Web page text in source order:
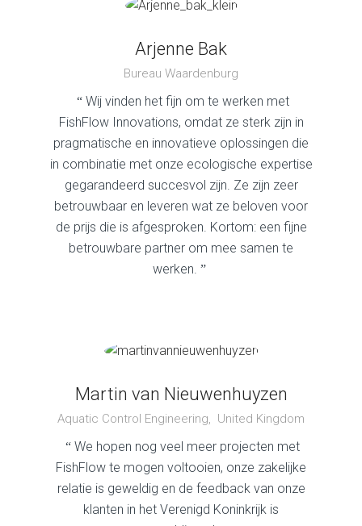
Arjenne Bak
Bureau Waardenburg
“ Wij vinden het fijn om te werken met
FishFlow Innovations, omdat ze sterk zijn in
pragmatische en innovatieve oplossingen die
in combinatie met onze ecologische expertise
gegarandeerd succesvol zijn. Ze zijn zeer
betrouwbaar en leveren wat ze beloven voor
de prijs die is afgesproken. Kortom: een fijne
betrouwbare partner om mee samen te
werken. ”
Martin van Nieuwenhuyzen
Aquatic Control Engineering, United Kingdom
“ We hopen nog veel meer projecten met
FishFlow te mogen voltooien, onze zakelijke
relatie is geweldig en de feedback van onze
klanten in het Verenigd Koninkrijk is